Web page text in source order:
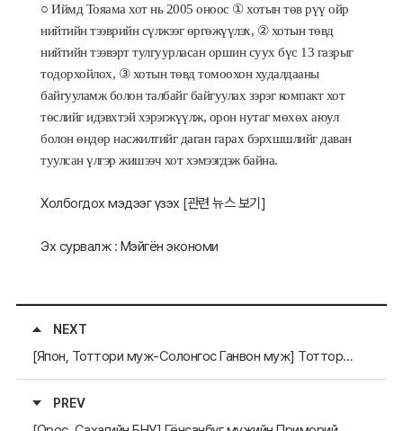
○ Иймд Тояама хот нь 2005 оноос ①хотын төв рүү ойр
нийтийн тээврийн сүлжээг өргөжүүлэх, ②хотын төвд
нийтийн тээвэрт тулгуурласан оршин суух бүс 13 газрыг
тодорхойлох, ③хотын төвд томоохон худалдааны
байгууламж болон талбайг байгуулах зэрэг компакт хот
төслийг идэвхтэй хэрэгжүүлж, орон нутаг мөхөх аюул
болон өндөр насжилтийг даган гарах бэрхшшлийг даван
туулсанүлгэр жишээч хот хэмээгдэж байна.
Холбогдох мэдээг үзэх [관련 뉴스 보기 ]
Эх сурвалж : Мэйгён экономи
NEXT
[Япон, Тоттори муж-Солонгос Ганвон муж] Тоттори мужийн Захирагч Хирай Ганвон мужид айлчлав
PREV